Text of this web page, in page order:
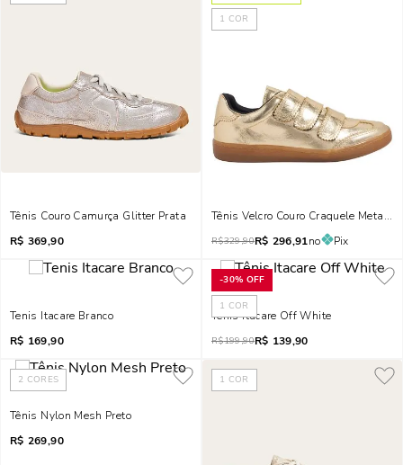
Tênis Couro Camurça Glitter Prata
R$ 369,90
1 COR
Tênis Velcro Couro Craquele
R$329,90R$ 296,91no Pix
Tenis Itacare Branco
R$ 169,90
-30% OFF
1 COR
Tênis Itacare Off White
R$199,90R$ 139,90
2 CORES
Tênis Nylon Mesh Preto
R$ 269,90
1 COR